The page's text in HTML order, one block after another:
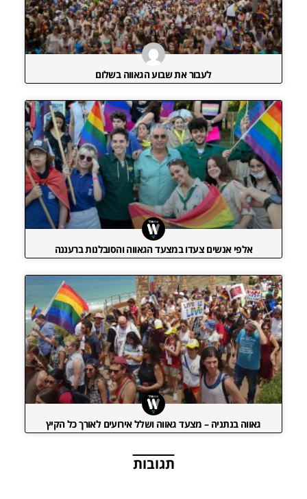
לעבור את שבוע הגאווה בשלום
אלפי אנשים צעדו במצעד הגאווה והסובלנות ברעננה
גאווה בנתניה – מצעד גאווה ושלל אירועים לאורך כל הקיץ
תגובות